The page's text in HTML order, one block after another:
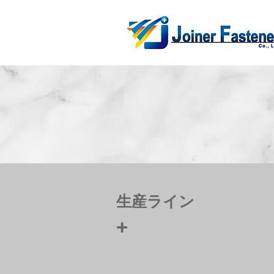
生産ライン
+